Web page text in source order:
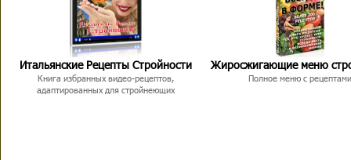
Итальянские Рецепты Стройности
Книга избранных видео-рецептов,
адаптированных для стройнеющих
Жиросжигающие меню
Полное меню с рецептами